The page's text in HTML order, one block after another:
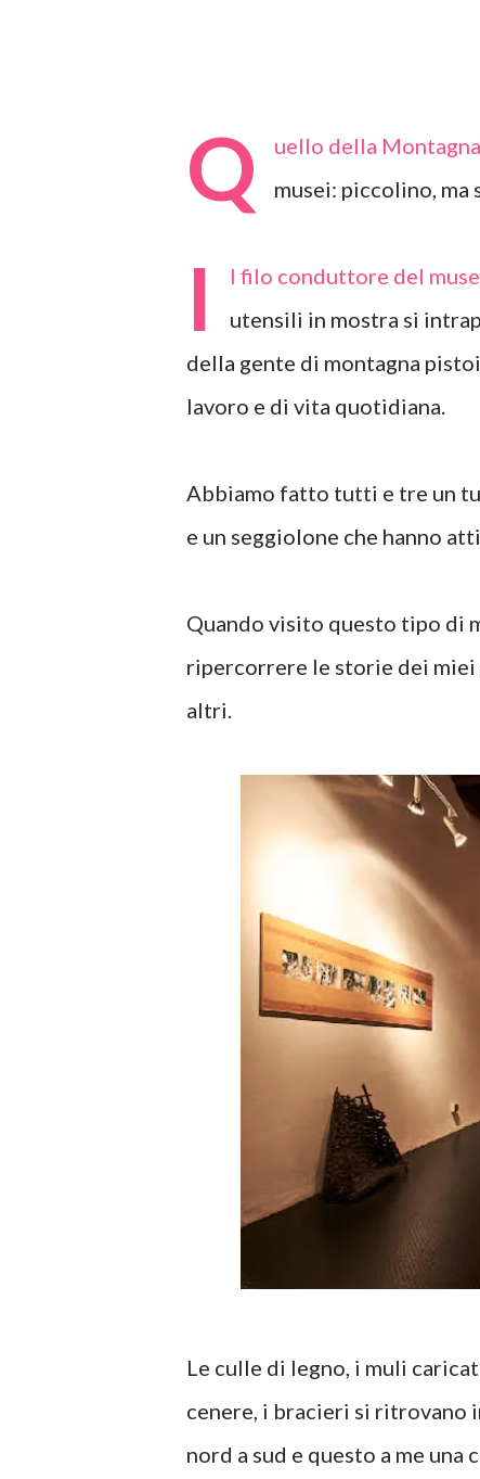
Q
uello della
musei: piccolino, ma
I
l filo conduttore del
utensili in mostra si
della gente di montagna
lavoro e di vita quotidiana.
Abbiamo fatto tutti e tre un
e un seggiolone che hanno
Quando visito questo tipo di
ripercorrere le storie dei
altri.
Le culle di legno, i muli
cenere, i bracieri si ritrovano
nord a sud e questo a me una